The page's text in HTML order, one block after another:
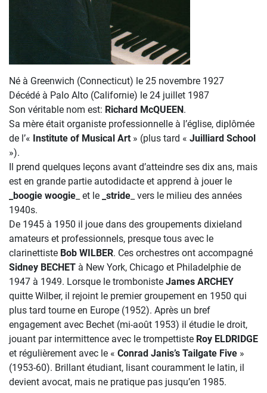
Né à Greenwich (Connecticut) le 25 novembre 1927
Décédé à Palo Alto (Californie) le 24 juillet 1987
Son véritable nom est: Richard McQUEEN.
Sa mère était organiste professionnelle à l’église, diplômée
de l’« Institute of Musical Art » (plus tard « Juilliard School
»).
Il prend quelques leçons avant d’atteindre ses dix ans, mais
est en grande partie autodidacte et apprend à jouer le
_boogie woogie _ et le _stride _ vers le milieu des années
1940s.
De 1945 à 1950 il joue dans des groupements dixieland
amateurs et professionnels, presque tous avec le
clarinettiste Bob WILBER. Ces orchestres ont accompagné
Sidney BECHET à New York, Chicago et Philadelphie de
1947 à 1949. Lorsque le tromboniste James ARCHEY
quitte Wilber, il rejoint le premier groupement en 1950 qui
plus tard tourne en Europe (1952). Après un bref
engagement avec Bechet (mi-août 1953) il étudie le droit,
jouant par intermittence avec le trompettiste Roy ELDRIDGE
et régulièrement avec le « Conrad Janis’s Tailgate Five »
(1953-60). Brillant étudiant, lisant couramment le latin, il
devient avocat, mais ne pratique pas jusqu’en 1985.